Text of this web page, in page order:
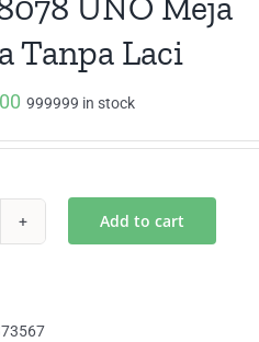
Tanpa Laci
999999 in stock
Add to cart